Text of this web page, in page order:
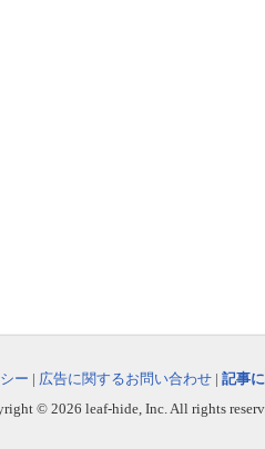
ー | 広告に関するお問い合わせ | 記事
© 2026 leaf-hide, Inc. All rights